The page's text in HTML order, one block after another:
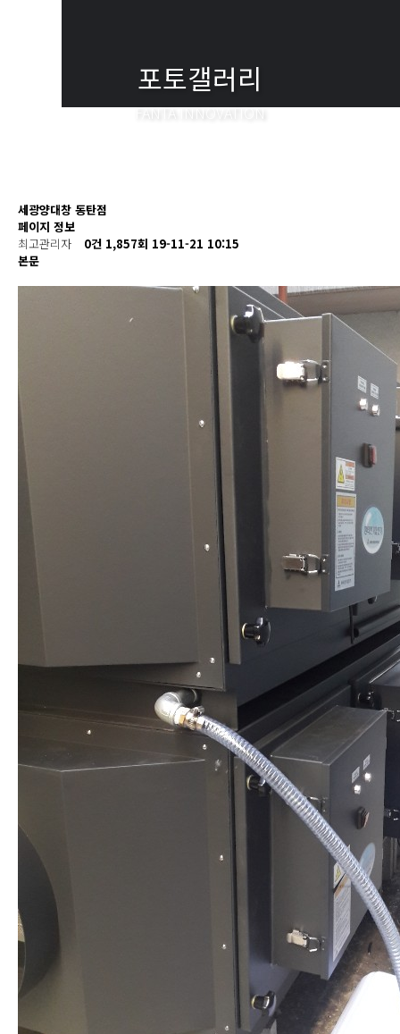
포토갤러리
FANTA INNOVATION
세광양대창 동탄점
페이지 정보
최고관리자
0건 1,857회 19-11-21 10:15
본문